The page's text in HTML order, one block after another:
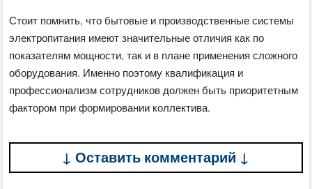
Стоит помнить, что бытовые и производственные системы
электропитания имеют значительные отличия как по
показателям мощности, так и в плане применения сложного
оборудования. Именно поэтому квалификация и
профессионализм сотрудников должен быть приоритетным
фактором при формировании коллектива.
↓ Оставить комментарий ↓